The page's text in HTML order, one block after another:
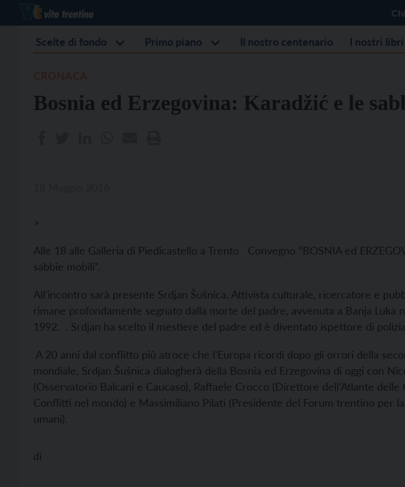
Scelte di fondo Primo piano Il nostro centenario I nostri libri
Bosnia ed Erzegovina: Karadžić e le
>
Alle 18 alle Galleria di Piedicastello a Trento Convegno “BOSNIA ed
sabbie mobili”.
All’incontro sarà presente Srdjan Šušnica. Attivista culturale, ricercatore e
rimane profondamente segnato dalla morte del padre, avvenuta a Banja Luka
1992. . Srdjan ha scelto il mestiere del padre ed è diventato ispettore di
A 20 anni dal conflitto più atroce che l’Europa ricordi dopo gli orrori della
mondiale, Srdjan Šušnica dialogherà della Bosnia ed Erzegovina di oggi con
(Osservatorio Balcani e Caucaso), Raffaele Crocco (Direttore dell’Atlante delle
Conflitti nel mondo) e Massimiliano Pilati (Presidente del Forum trentino per
umani).
di